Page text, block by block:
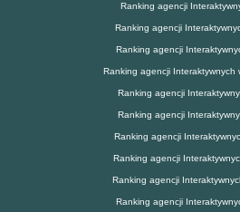
Ranking agencji
Ranking agencji
Ranking agencji
Ranking agencji Interaktywnych
Ranking agencji
Ranking agencji
Ranking agencji
Ranking agencji
Ranking agencji
Ranking agencji